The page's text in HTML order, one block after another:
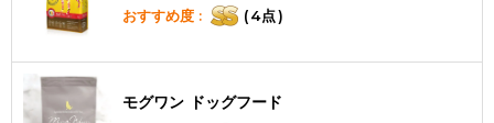
おすすめ度 : (4点)
モグワン ドッグフード